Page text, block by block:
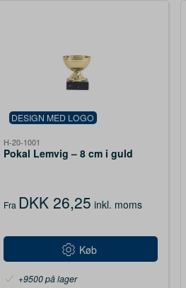
DESIGN MED LOGO
H-20-1001
Pokal Lemvig – 8 cm i guld
Fra DKK 26,25 inkl. moms
Køb
+9500 på lager